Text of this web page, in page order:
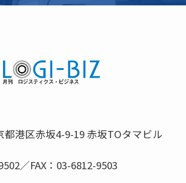
都港区赤坂4-9-19 赤坂TOタマビル
／FAX：03-6812-9503